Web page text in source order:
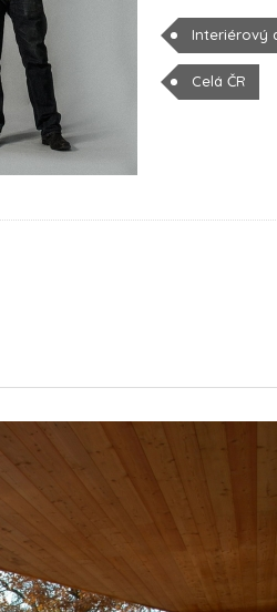
Interiérový
Celá ČR